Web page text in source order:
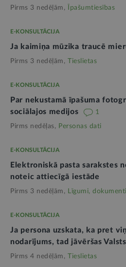
Pirms 3 nedēļām, Īpašumtiesības
E-KONSULTĀCIJA
Ja kaimiņa mūzika traucē
Pirms 3 nedēļām, Tieslietas
E-KONSULTĀCIJA
Par nekustamā īpašuma
sociālajos medijos
1
Pirms nedēļas, Personas dati
E-KONSULTĀCIJA
Elektroniskā pasta sarakstes
noteic attiecīgā iestāde
Pirms 3 nedēļām, Līgumi, dokumenti
E-KONSULTĀCIJA
Ja persona uzskata, ka pret
nodarījums, tad jāvēršas
Pirms 4 nedēļām, Tieslietas